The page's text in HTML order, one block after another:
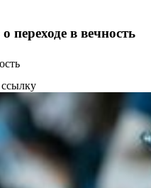
переходе в вечность